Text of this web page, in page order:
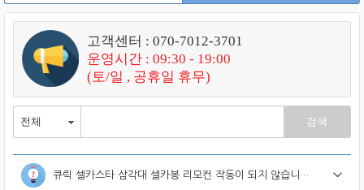
고객센터 : 070-7012-3701
운영시간 : 09:30 - 19:00
(토/일 , 공휴일 휴무)
검색
큐릭 셀카스타 삼각대 셀카봉 리모컨 작동이 되지 않습니다.